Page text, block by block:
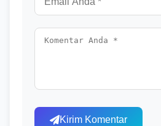
Kirim Komentar